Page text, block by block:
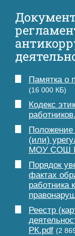
Памятка о
(16 000 КБ)
Кодекс
Положение
(или)
МОУ СОШ №
Порядок
фактах
работника
Реестр
РК.pdf (2